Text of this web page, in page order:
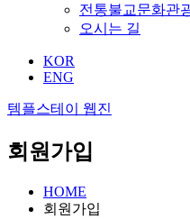
전통불교문화관
오시는 길
KOR
ENG
템플스테이 웹진
회원가입
HOME
회원가입